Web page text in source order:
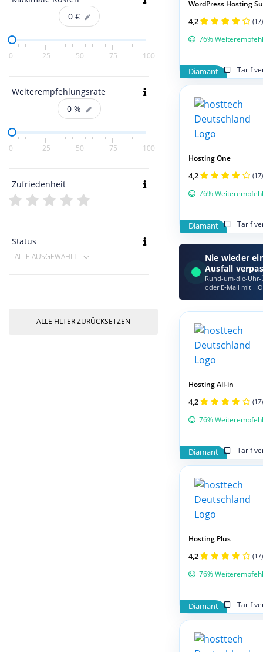
0 €
0 25 50 75 100
Weiterempfehlungsrate
0 %
0 25 50 75 100
Zufriedenheit
Status
ALLE AUSGEWÄHLT
ALLE FILTER ZURÜCKSETZEN
Diamant Tarif
WordPress Hosting
4,2 (17)
76%
Diamant Tarif
Hosting One
4,2 (17)
76%
Nie wieder
Ausfall
Rund-um-die-Uhr-
oder E‑Mail mit
Diamant Tarif
Hosting All-in
4,2 (17)
76%
Diamant Tarif
Hosting Plus
4,2 (17)
76%